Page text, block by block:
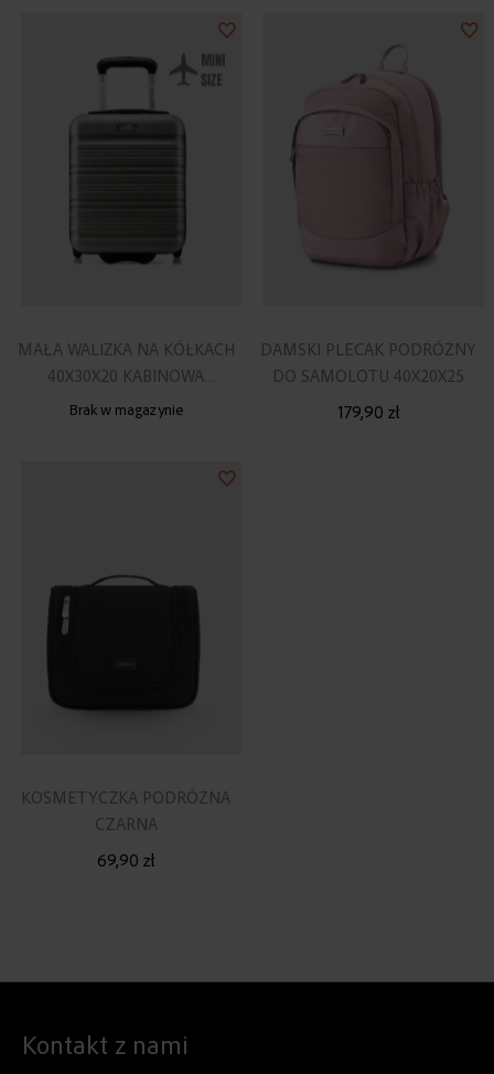
MAŁA WALIZKA NA KÓŁKACH
40X30X20 KABINOWA
SREBRNO-SZARA
Brak w magazynie
Dodaj
DAMSKI PLECAK PODRÓŻNY
DO SAMOLOTU 40X20X25
179,90 zł
KOSMETYCZKA PODRÓŻNA
CZARNA
69,90 zł
Dodaj
Kontakt z nami